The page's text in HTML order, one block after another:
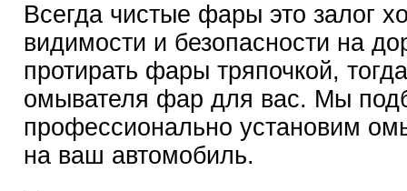
Всегда чистые фары это залог
видимости и безопасности на
протирать фары тряпочкой,
омывателя фар для вас. Мы
профессионально установим
на ваш автомобиль.